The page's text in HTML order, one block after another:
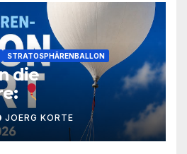
STRATOSPHÄRENBALLON
die
JOERG KORTE